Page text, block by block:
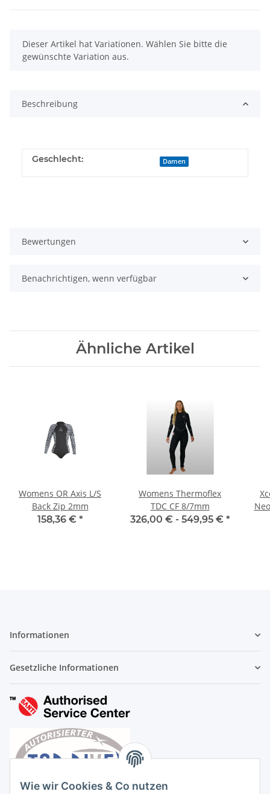
x
Dieser Artikel hat Variationen. Wählen Sie bitte die
gewünschte Variation aus.
Beschreibung
Geschlecht: Damen
Bewertungen
Benachrichtigen, wenn verfügbar
Ähnliche Artikel
Womens OR Axis L/S
Back Zip 2mm
158,36 € *
Womens Thermoflex
TDC CF 8/7mm
326,00 € - 549,95 € *
Informationen
Gesetzliche Informationen
Wie wir Cookies & Co nutzen